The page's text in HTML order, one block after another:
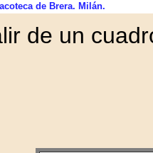
de Brera. Milán.
de un